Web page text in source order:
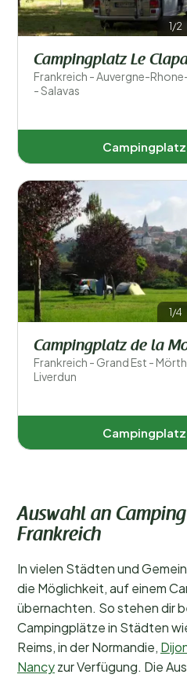
1/2
Campingplatz Le
Frankreich - Auvergne-
- Salavas
1/4
Campingplatz de la
Frankreich - Grand Est -
Liverdun
Auswahl an
Frankreich
In vielen Städten und
die Möglichkeit, auf einem
übernachten. So stehen dir
Campingplätze in Städten
Reims, in der Normandie,
Nancyzur Verfügung. Die